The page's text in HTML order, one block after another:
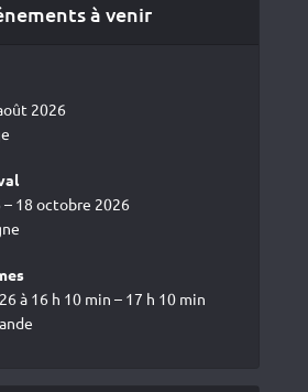
à venir
2026
18 octobre 2026
à 16 h 10 min – 17 h 10 min